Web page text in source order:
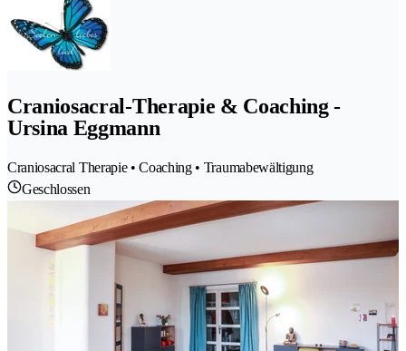
Craniosacral-Therapie & Coaching -
Ursina Eggmann
Craniosacral Therapie • Coaching • Traumabewältigung
Geschlossen